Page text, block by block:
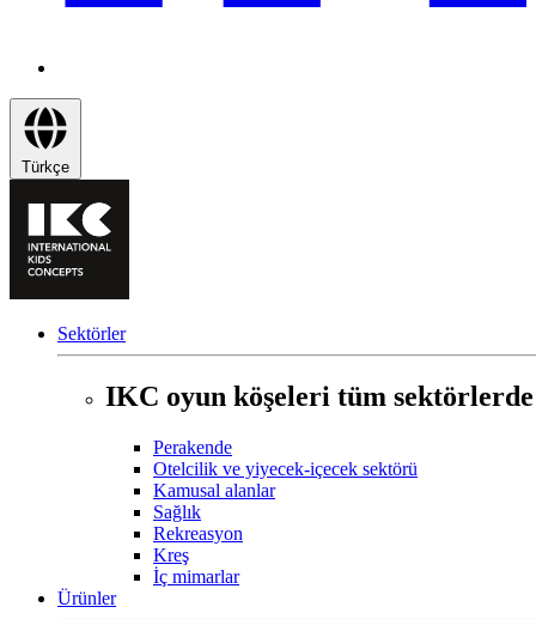
Türkçe
Sektörler
IKC oyun köşeleri tüm
Perakende
Otelcilik ve yiyecek-içecek sektörü
Kamusal alanlar
Sağlık
Rekreasyon
Kreş
İç mimarlar
Ürünler